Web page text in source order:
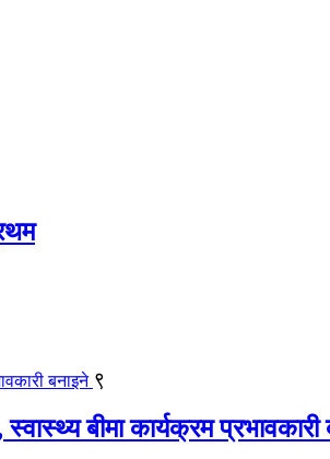
९
बीमा कार्यक्रम प्रभावकारी